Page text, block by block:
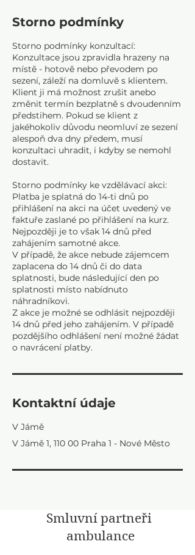
Storno podmínky
Storno podmínky konzultací:
Konzultace jsou zpravidla hrazeny na
místě - hotově nebo převodem po
sezení, záleží na domluvě s klientem.
Klient ji má možnost zrušit anebo
změnit termín bezplatně s dvoudenním
předstihem. Pokud se klient z
jakéhokoliv důvodu neomluví ze sezení
alespoň dva dny předem, musí
konzultaci uhradit, i kdyby se nemohl
dostavit.
Storno podmínky ke vzdělávací akci:
Platba je splatná do 14-ti dnů po
přihlášení na akci na účet uvedený ve
faktuře zaslané po přihlášení na kurz.
Nejpozději je to však 14 dnů před
zahájením samotné akce.
V případě, že akce nebude zájemcem
zaplacena do 14 dnů či do data
splatnosti, bude následující den po
splatnosti místo nabídnuto
náhradníkovi.
Z akce je možné se odhlásit nejpozději
14 dnů před jeho zahájením. V případě
pozdějšího odhlášení není možné žádat
Kontaktní údaje
V Jámě
V Jámě 1, 110 00 Praha 1 - Nové Město
Smluvní partneři
ambulance